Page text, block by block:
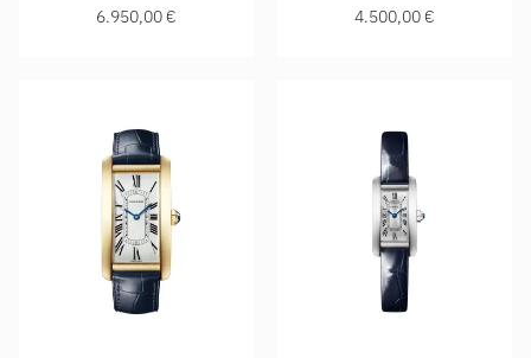
6.950,00 €
4.500,00 €